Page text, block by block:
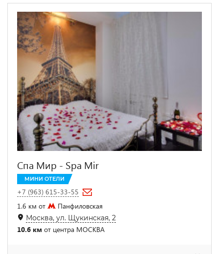
Спа Мир - Spa Mir
МИНИ ОТЕЛИ
+7 (963) 615-33-55
1.6 км от
Панфиловская
Москва, ул. Щукинская, 2
10.6 км от центра МОСКВА